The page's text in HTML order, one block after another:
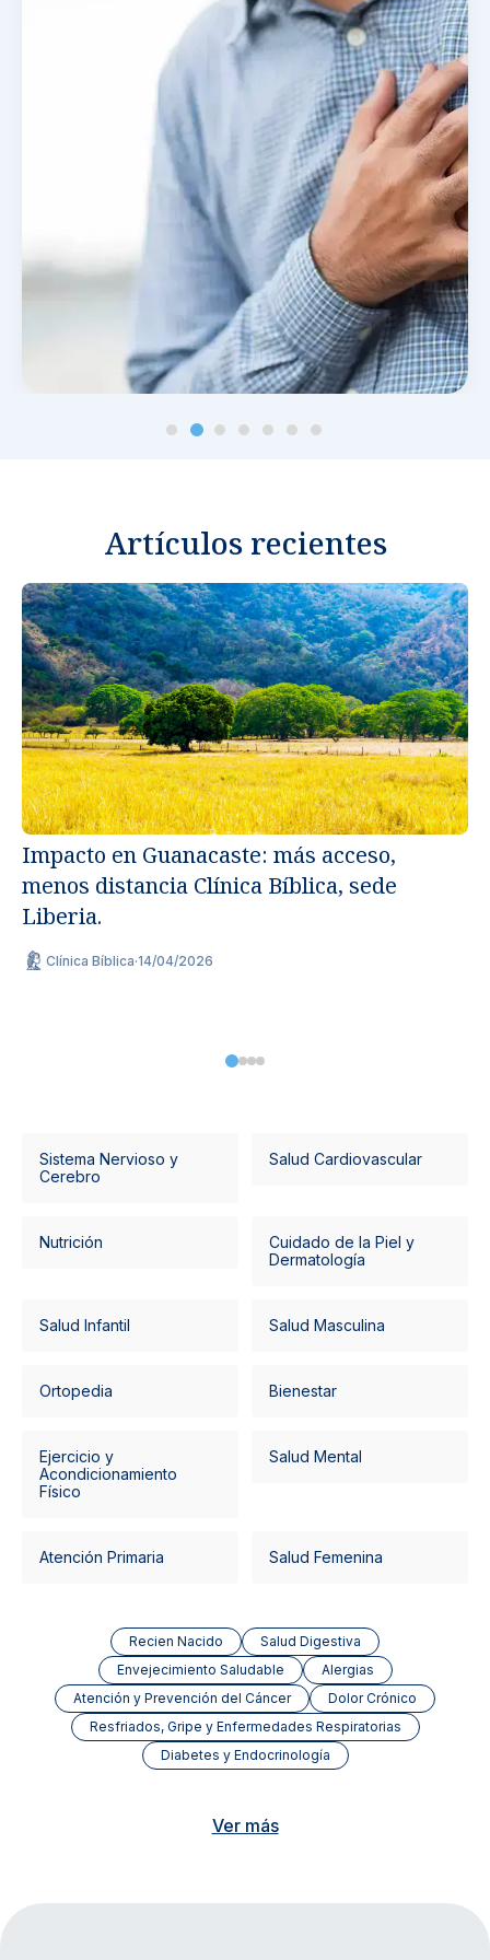
Artículos recientes
Impacto en Guanacaste: más acceso,
menos distancia Clínica Bíblica, sede
Liberia.
Clínica Bíblica·14/04/2026
Sistema Nervioso y
Cerebro
Salud Cardiovascular
Nutrición
Cuidado de la Piel y
Dermatología
Salud Infantil Salud Masculina
Ortopedia Bienestar
Ejercicio y
Acondicionamiento
Físico
Salud Mental
Atención Primaria Salud Femenina
Recien Nacido
Salud Digestiva
Envejecimiento Saludable
Alergias
Atención y Prevención del Cáncer
Dolor Crónico
Resfriados, Gripe y Enfermedades Respiratorias
Diabetes y Endocrinología
Ver más